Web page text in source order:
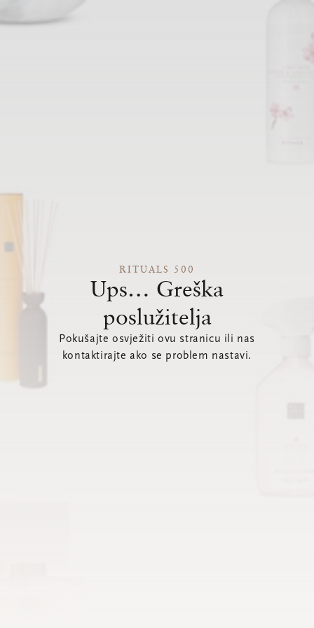
RITUALS 500
Ups… Greška
poslužitelja
Pokušajte osvježiti ovu stranicu ili nas
kontaktirajte ako se problem nastavi.